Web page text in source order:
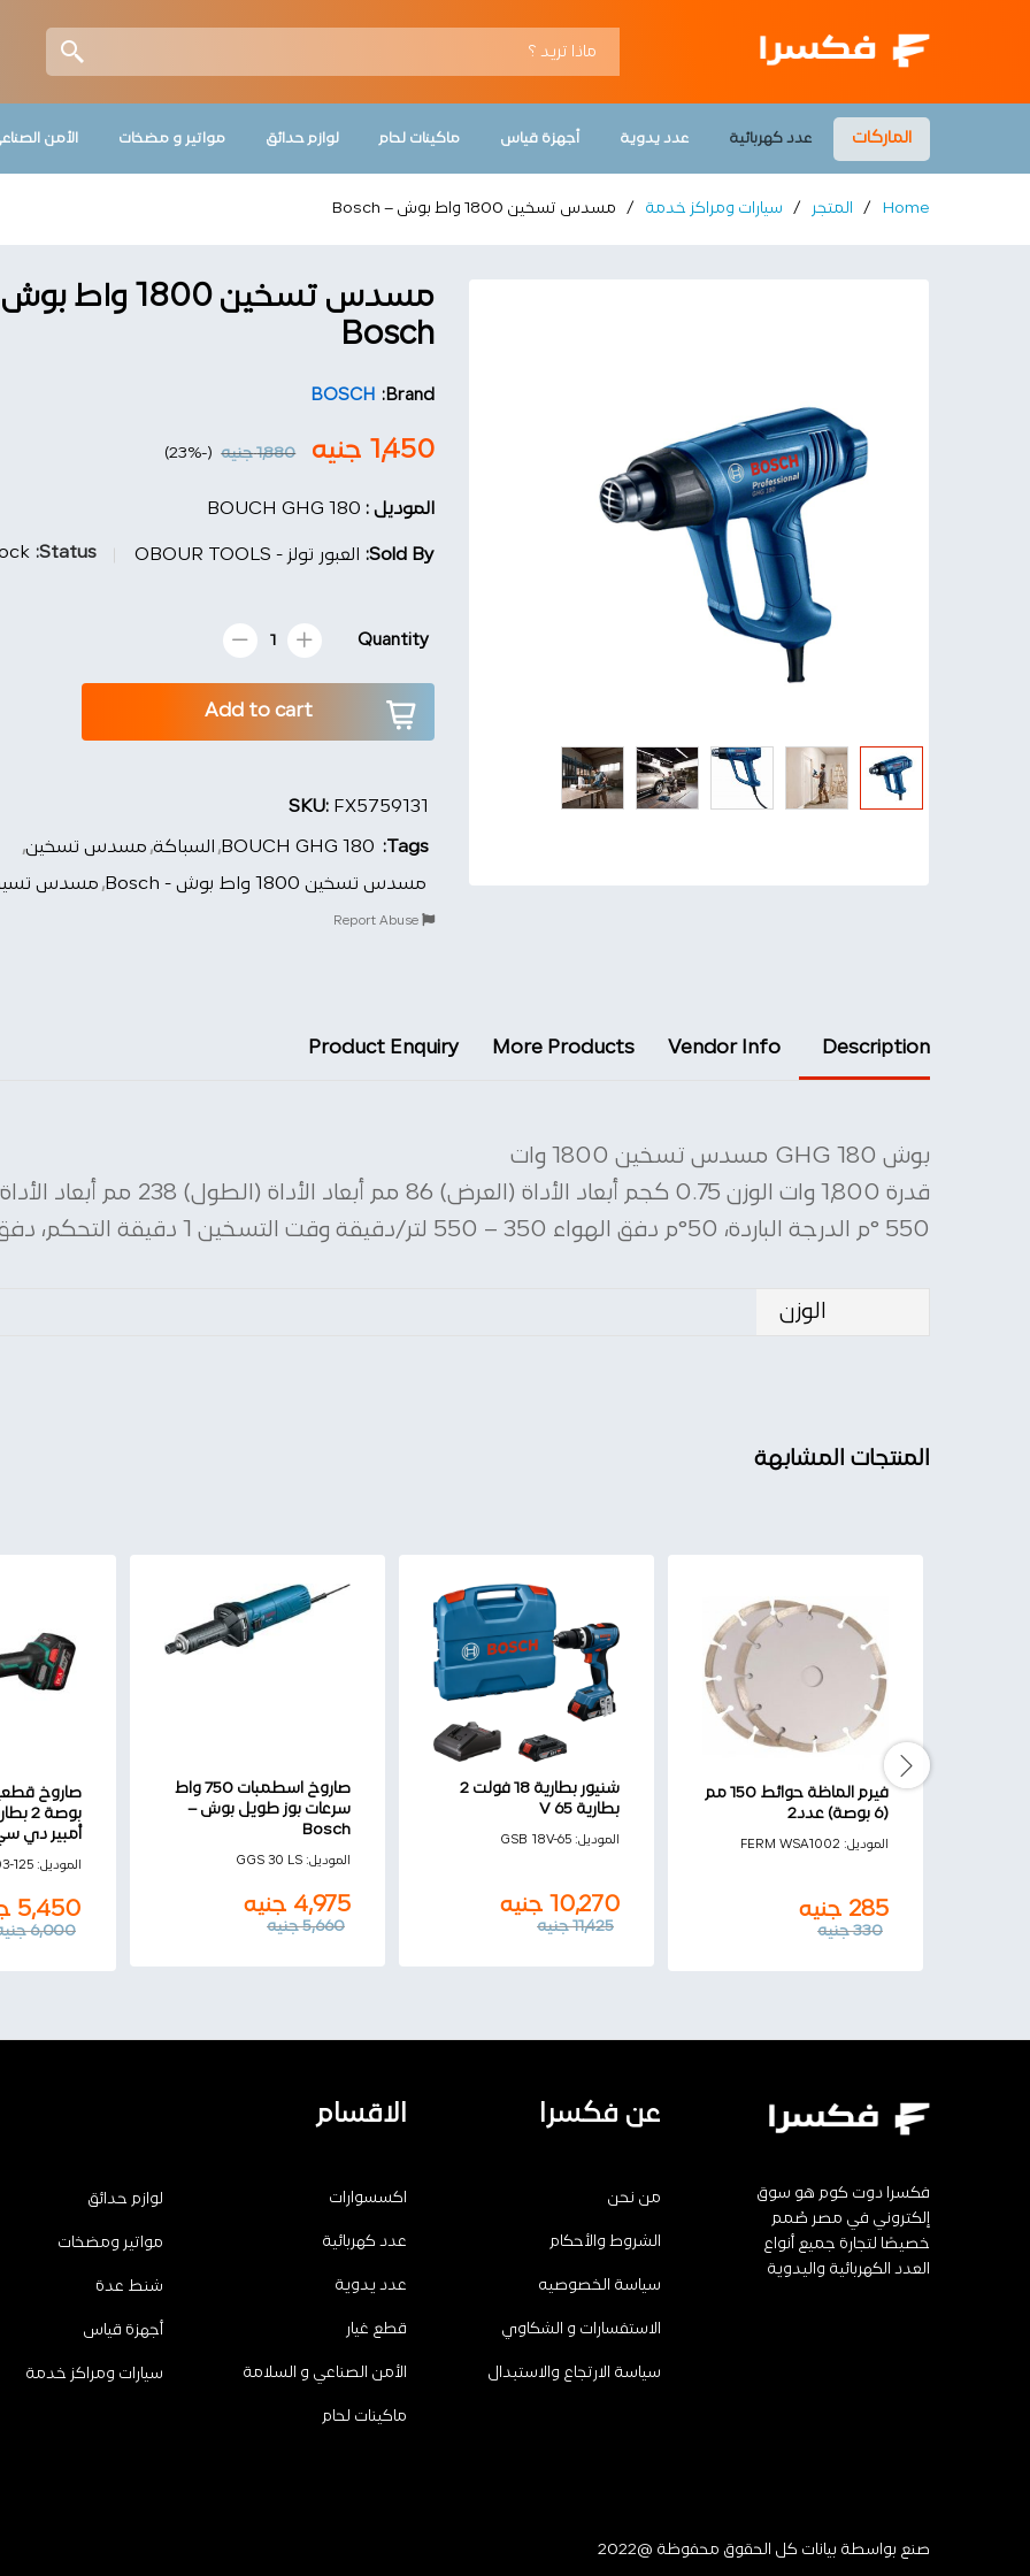
الماركات عدد كهربائية عدد يدوية أجهزة قياس ماكينات لحام لوازم حدائق مواتير و مضخات الأمن
Home
/ المتجر / سيارات ومراكز خدمة / مسدس تسخين 1800 واط بوش – Bosch
مسدس تسخين 1800 واط
Bosch
Brand:
BOSCH
1,450 جنيه 1,880 جنيه (-23%)
الموديل : BOUCH GHG 180
Sold By: العبور تولز - OBOUR TOOLS Status:
مسدس
واط
بوش
Bosch
Quantity
Add to cart
SKU: FX5759131
Tags:
BOUCH GHG 180
, السباكة, مسدس تسخين,
مسدس تسخين 1800 واط بوش - Bosch
, مسدس
Description
Vendor Info
More Products
Product Enquiry
بوش GHG 180 مسدس تسخين 1800 وات
550 °م الدرجة الباردة، 50°م دفق الهواء 350 – 550 لتر/دقيقة وقت التسخين 1 دقيقة التحكم، دفق الهواء 3 درجات
الوزن
المنتجات المشابهة
فيرم الماظة حوائط 150 مم
(6 بوصة) عدد2
الموديل: FERM WSA1002
285 جنيه
330 جنيه
شنيور بطارية 18 فولت 2
بطارية V 65
الموديل: GSB 18V-65
10,270 جنيه
11,425 جنيه
صاروخ اسطمبات 750 واط
سرعات بوز طويل بوش –
Bosch
الموديل: GGS 30 LS
4,975 جنيه
5,660 جنيه
أمبير دي
الموديل: 125
5,450
6,000
فكسرا دوت كوم هو سوق
إلكتروني في مصر صُمم
خصيصًا لتجارة جميع أنواع
العدد الكهربائية واليدوية
عن فكسرا
من نحن
الشروط والأحكام
سياسة الخصوصيه
الاستفسارات و الشكاوي
سياسة الارتجاع والاستبدال
الاقسام
اكسسوارات
عدد كهربائية
عدد يدوية
قطع غيار
الأمن الصناعي و السلامة
ماكينات لحام
لوازم حدائق
مواتير ومضخات
شنط عدة
أجهزة قياس
سيارات ومراكز خدمة
صنع بواسطة بيانات كل الحقوق محفوظة @2022
Description